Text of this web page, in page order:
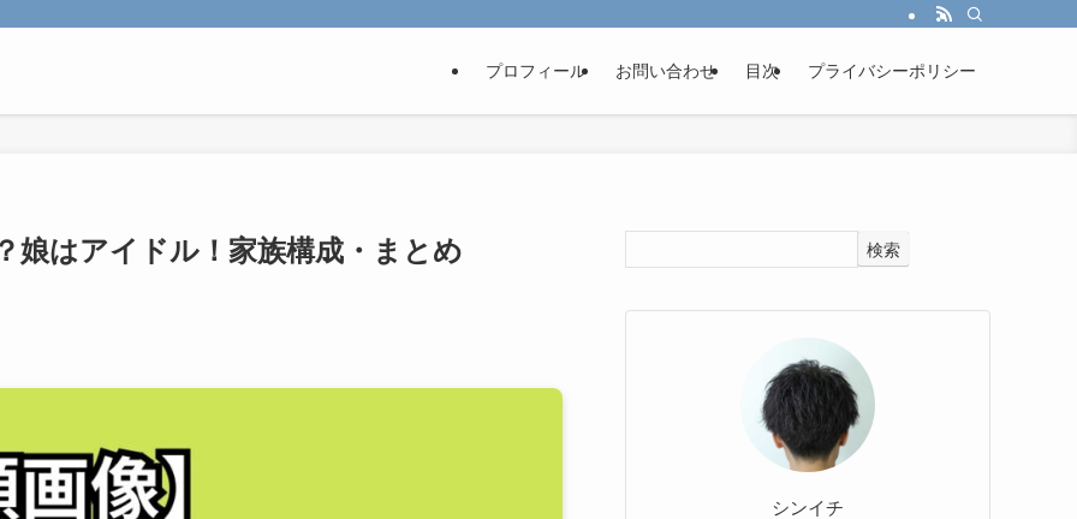
プロフィール お問い合わせ 目次 プライバシーポリシー
娘はアイドル！家族構成・まとめ 検索
シンイチ